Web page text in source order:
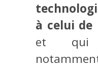
à celui de
et qui